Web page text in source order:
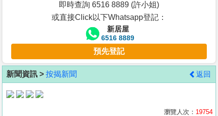
客
地
產
即時查詢 6516 8889 (許小姐)
或直接Click以下Whatsapp登記：
新居屋
6516 8889
預先登記
新聞資訊 > 按揭新聞 返回
瀏覽人次： 19754